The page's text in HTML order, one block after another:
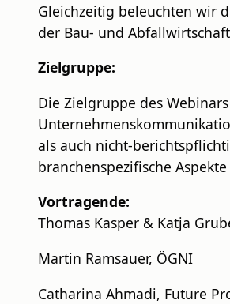
Gleichzeitig beleuchten wir
der Bau- und
Zielgruppe:
Die Zielgruppe des
als auch nicht-
branchenspezifische
Vortragende:
Thomas Kasper & Katja
Martin Ramsauer, ÖGNI
Catharina Ahmadi, Future